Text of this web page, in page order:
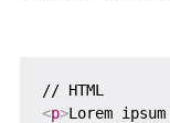
<p>Lorem